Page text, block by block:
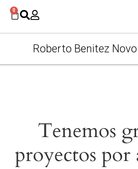
0
Roberto Benitez Novo
Tenemos
proyectos por